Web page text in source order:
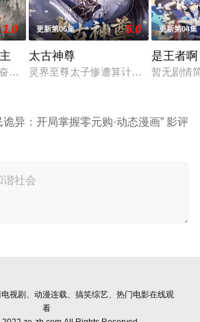
1.0
斗三年，却被恋人柳莺儿与将军之子赵昊
更新第06集 5.0
太古神尊
灵界至尊太子惨遭算计身死，重生跌
更新第04集
是王者
暂无剧情
诡异：开局掌握零元购·动态漫画” 影评
视剧、动漫连载、搞笑综艺、热门电影在线观
看